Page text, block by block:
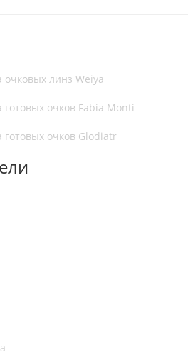
линз Weiya
очков Fabia Monti
очков Glodiatr